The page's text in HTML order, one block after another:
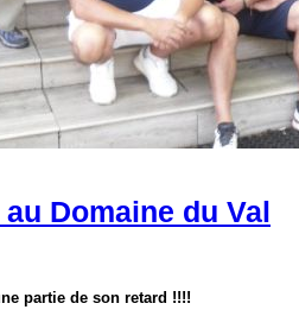
Domaine du Val
partie de son retard !!!!